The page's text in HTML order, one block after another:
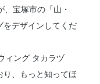
宝塚市の「山・
をデザインしてくだ
ィング タカラヅ
り、もっと知ってほ